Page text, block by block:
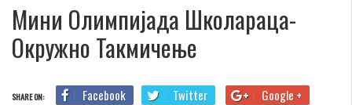
Мини Олимпијада Школараца-
Окружно Такмичење
SHARE ON: Facebook Twitter Google +